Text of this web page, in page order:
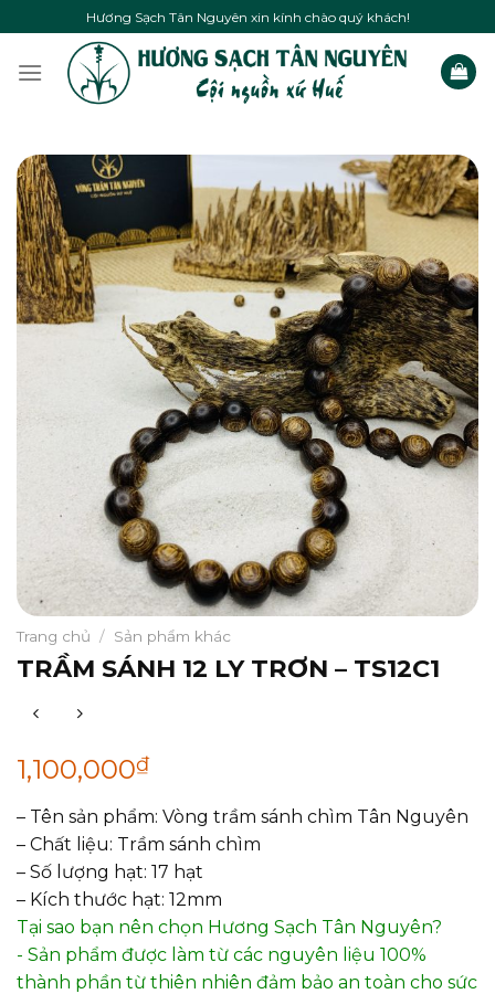
to
content
Hương Sạch Tân Nguyên xin kính chào quý khách!
Trang chủ / Sản phẩm khác
TRẦM SÁNH 12 LY TRƠN – TS12C1
1,100,000₫
– Tên sản phẩm: Vòng trầm sánh chìm Tân Nguyên
– Chất liệu: Trầm sánh chìm
– Số lượng hạt: 17 hạt
– Kích thước hạt: 12mm
Tại sao bạn nên chọn Hương Sạch Tân Nguyên?
- Sản phẩm được làm từ các nguyên liệu 100%
thành phần từ thiên nhiên đảm bảo an toàn cho sức